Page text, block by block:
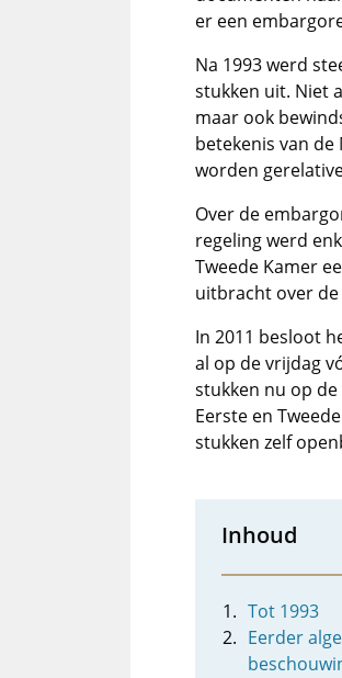
er een
Na 1993 werd
stukken uit. Niet
maar ook
betekenis van
worden
Over de
regeling werd
Tweede Kamer
uitbracht over
In 2011 besloot
al op de vrijdag
stukken nu op
Eerste en
stukken zelf
Inhoud
Tot 1993
Eerder